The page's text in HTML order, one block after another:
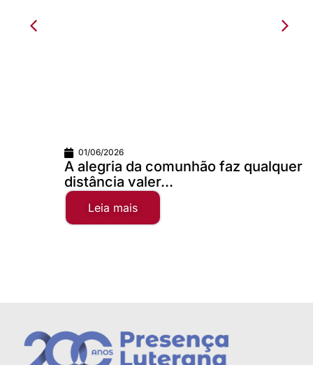
01/06/2026
A alegria da comunhão faz qualquer
distância valer...
Leia mais